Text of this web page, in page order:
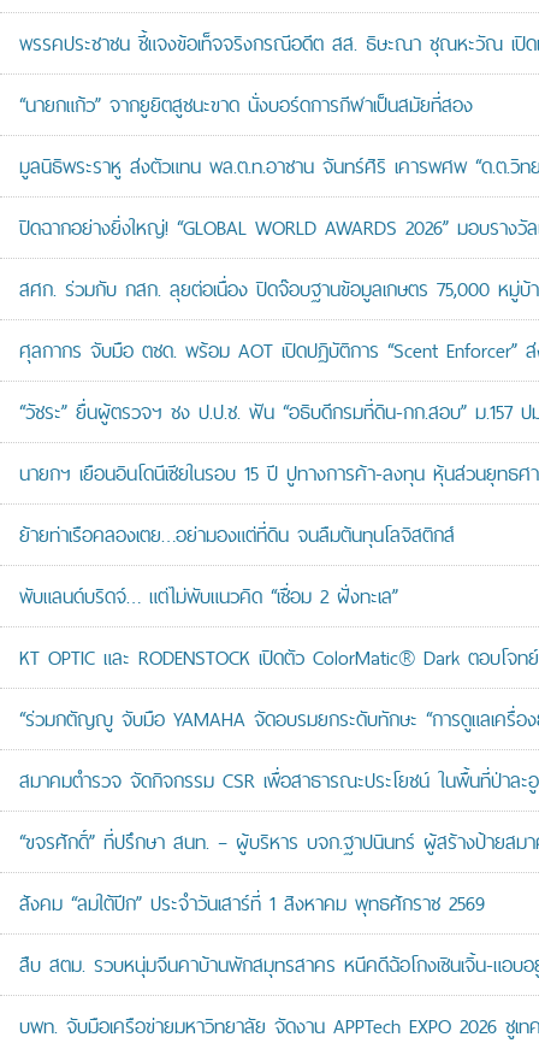
พรรคประชาชน ชี้แจงข้อเท็จจริงกรณีอดีต สส. ธิษะณา ชุณหะวัณ เปิด
“นายกแก้ว” จากยูยิตสูชนะขาด นั่งบอร์ดการกีฬาเป็นสมัยที่สอง
มูลนิธิพระราหู ส่งตัวแทน พล.ต.ท.อาชาน จันทร์ศิริ เคารพศพ “ด.ต.วิท
ปิดฉากอย่างยิ่งใหญ่! “GLOBAL WORLD AWARDS 2026” มอบรา
สศก. ร่วมกับ กสก. ลุยต่อเนื่อง ปิดจ๊อบฐานข้อมูลเกษตร 75,000 หมู่
ศุลกากร จับมือ ตชด. พร้อม AOT เปิดปฏิบัติการ “Scent Enforcer”
“วัชระ” ยื่นผู้ตรวจฯ ชง ป.ป.ช. ฟัน “อธิบดีกรมที่ดิน-กก.สอบ” ม.157 ป
นายกฯ เยือนอินโดนีเซียในรอบ 15 ปี ปูทางการค้า-ลงทุน หุ้นส่วนยุทธศ
ย้ายท่าเรือคลองเตย…อย่ามองแต่ที่ดิน จนลืมต้นทุนโลจิสติกส์
พับแลนด์บริดจ์… แต่ไม่พับแนวคิด “เชื่อม 2 ฝั่งทะเล”
KT OPTIC และ RODENSTOCK เปิดตัว ColorMatic® Dark ตอบโจ
“ร่วมกตัญญู จับมือ YAMAHA จัดอบรมยกระดับทักษะ “การดูแลเครื่อ
สมาคมตำรวจ จัดกิจกรรม CSR เพื่อสาธารณะประโยชน์ ในพื้นที่ป่าละอู
“ขจรศักดิ์” ที่ปรึกษา สนท. – ผู้บริหาร บจก.ฐาปนินทร์ ผู้สร้างป้ายสม
สังคม “ลมใต้ปีก” ประจำวันเสาร์ที่ 1 สิงหาคม พุทธศักราช 2569
สืบ สตม. รวบหนุ่มจีนคาบ้านพักสมุทรสาคร หนีคดีฉ้อโกงเซินเจิ้น-แอบอ
บพท. จับมือเครือข่ายมหาวิทยาลัย จัดงาน APPTech EXPO 2026 ชูเ